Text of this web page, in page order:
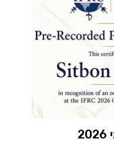
מקום שני בכנס הבין-לאומי 2026